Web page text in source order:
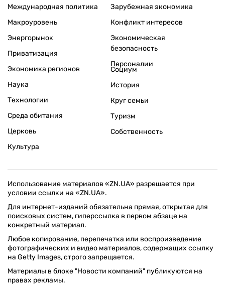
Международная политика
Макроуровень
Энергорынок
Приватизация
Экономика регионов
Зарубежная экономика
Конфликт интересов
Экономическая
безопасность
Персоналии
Наука
Технологии
Среда обитания
Церковь
Культура
Социум
История
Круг семьи
Туризм
Собственность
Использование материалов «ZN.UA» разрешается при
условии ссылки на «ZN.UA».
Для интернет-изданий обязательна прямая, открытая для
поисковых систем, гиперссылка в первом абзаце на
конкретный материал.
Любое копирование, перепечатка или воспроизведение
фотографических и видео материалов, содержащих ссылку
на Getty Images, строго запрещается.
Материалы в блоке "Новости компаний" публикуются на
правах рекламы.